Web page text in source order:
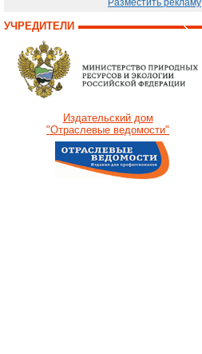
Разместить рекламу
УЧРЕДИТЕЛИ
Издательский дом
"Отраслевые ведомости"